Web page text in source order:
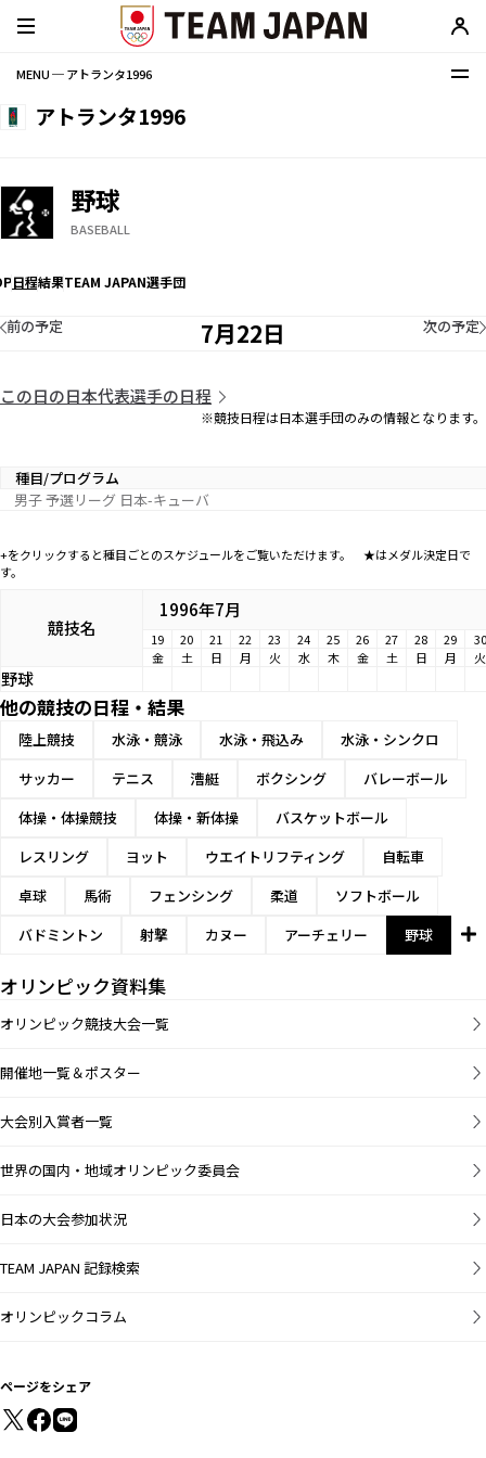
MENU ─ アトランタ1996
アトランタ1996
野球
BASEBALL
日程結果TEAM JAPAN選手団
7月22日
前の予定 次の予定
この日の日本代表選手の日程
※競技日程は日本選手団のみの情報となります。
種目/プログラム
男子 予選リーグ 日本-キューバ
+をクリックすると種目ごとのスケジュールをご覧いただけます。 ★はメダル決定日で
す。
競技名
1996年7月
19 20 21 22 23 24 25 26 27 28 29
30
金
土 日 月 火 水 木 金 土 日 月 火
野球
他の競技の日程・結果
陸上競技 水泳・競泳 水泳・飛込み
水泳・シンクロ
サッカー
テニス 漕艇 ボクシング
バレーボール
体操・体操競技
体操・新体操
バスケットボール
レスリング
ヨット ウエイトリフティング
自転車
卓球
馬術 フェンシング 柔道
ソフトボール
バドミントン
射撃 カヌー アーチェリー 野球
オリンピック資料集
オリンピック競技大会一覧
開催地一覧＆ポスター
大会別入賞者一覧
世界の国内・地域オリンピック委員会
日本の大会参加状況
TEAM JAPAN 記録検索
オリンピックコラム
ページをシェア